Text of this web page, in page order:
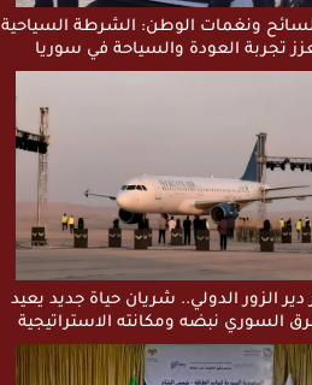
ونغمات الوطن: الشرطة السياحية
تجربة العودة والسياحة في سوريا
الزور الدولي.. شريان حياة جديد يعيد
السوري نبضه ومكانته الاستراتيجية